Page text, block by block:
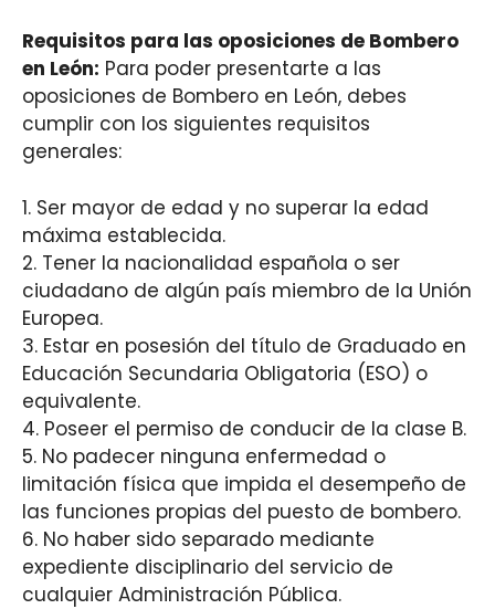
Requisitos para las oposiciones de Bombero
en León: Para poder presentarte a las
oposiciones de Bombero en León, debes
cumplir con los siguientes requisitos
generales:
1. Ser mayor de edad y no superar la edad
máxima establecida.
2. Tener la nacionalidad española o ser
ciudadano de algún país miembro de la Unión
Europea.
3. Estar en posesión del título de Graduado en
Educación Secundaria Obligatoria (ESO) o
equivalente.
4. Poseer el permiso de conducir de la clase B.
5. No padecer ninguna enfermedad o
limitación física que impida el desempeño de
las funciones propias del puesto de bombero.
6. No haber sido separado mediante
expediente disciplinario del servicio de
cualquier Administración Pública.